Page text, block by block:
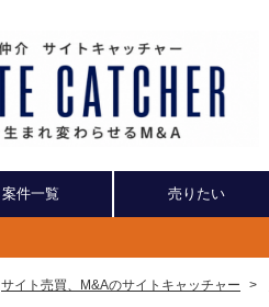
案件一覧 売りたい
サイト売買、M&Aのサイトキャッチャー >